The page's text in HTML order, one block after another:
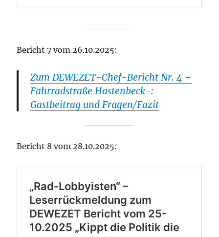
Bericht 7 vom 26.10.2025:
Zum DEWEZET-Chef-Bericht Nr. 4 –
Fahrradstraße Hastenbeck-:
Gastbeitrag und Fragen/Fazit
Bericht 8 vom 28.10.2025: